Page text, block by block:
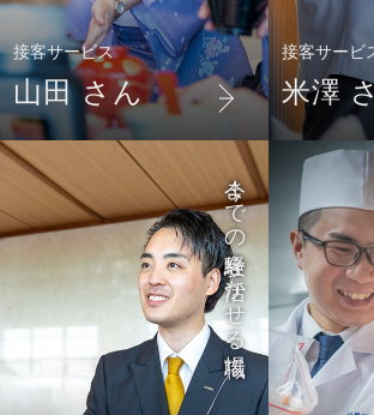
接客サービス
山田 さん
接客サービ
米澤
今までの経験を活かせる職場